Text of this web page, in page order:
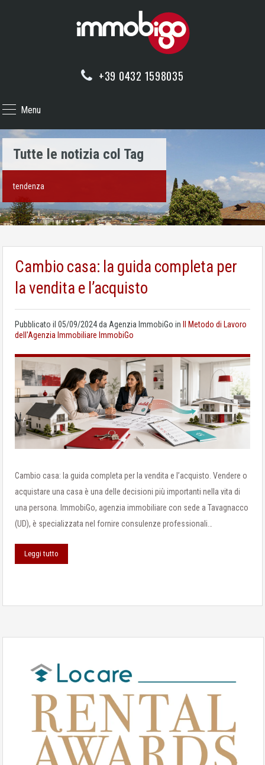
+39 0432 1598035
Menu
Tutte le notizia col Tag
tendenza
Cambio casa: la guida completa per
la vendita e l’acquisto
Pubblicato il 05/09/2024da Agenzia ImmobiGo in
Il Metodo di Lavoro
dell'Agenzia Immobiliare ImmobiGo
Cambio casa: la guida completa per la vendita e l’acquisto. Vendere o
acquistare una casa è una delle decisioni più importanti nella vita di
una persona. ImmobiGo, agenzia immobiliare con sede a Tavagnacco
(UD), è specializzata nel fornire consulenze professionali…
Leggi tutto